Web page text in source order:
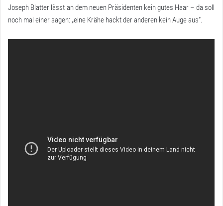
Joseph Blatter lässt an dem neuen Präsidenten kein gutes Haar – da soll
noch mal einer sagen: „eine Krähe hackt der anderen kein Auge aus“.